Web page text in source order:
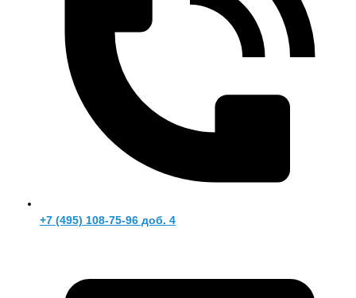
+7 (495) 108-75-96 доб. 4